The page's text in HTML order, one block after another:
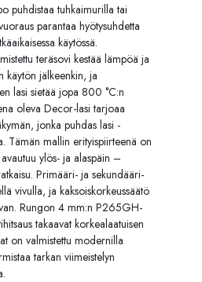
puhdistaa tuhkaimurilla tai
parantaa hyötysuhdetta
käytössä.
teräsovi kestää lämpöä ja
käytön jälkeenkin, ja
lasi sietää jopa 800 °C:n
oleva Decor-lasi tarjoaa
jonka puhdas lasi -
Tämän mallin erityispiirteenä on
ylös- ja alaspäin –
Primääri- ja sekundääri-
vivulla, ja kaksoiskorkeussäätö
Rungon 4 mm:n P265GH-
takaavat korkealaatuisen
on valmistettu modernilla
tarkan viimeistelyn